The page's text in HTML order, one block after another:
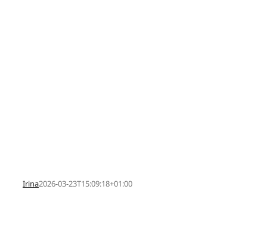
Irina2026-03-23T15:09:18+01:00